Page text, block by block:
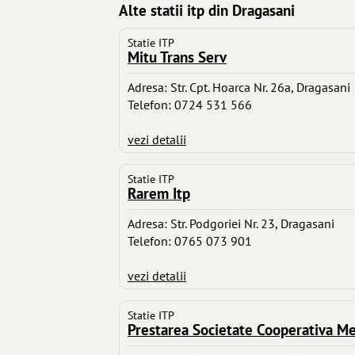
Alte statii itp din Dragasani
Statie ITP
Mitu Trans Serv
Adresa: Str. Cpt. Hoarca Nr. 26a, Dragasani
Telefon: 0724 531 566
vezi detalii
Statie ITP
Rarem Itp
Adresa: Str. Podgoriei Nr. 23, Dragasani
Telefon: 0765 073 901
vezi detalii
Statie ITP
Prestarea Societate Cooperativa